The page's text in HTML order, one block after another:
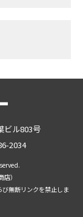
ル803号
2034
）
無断リンクを禁止しま